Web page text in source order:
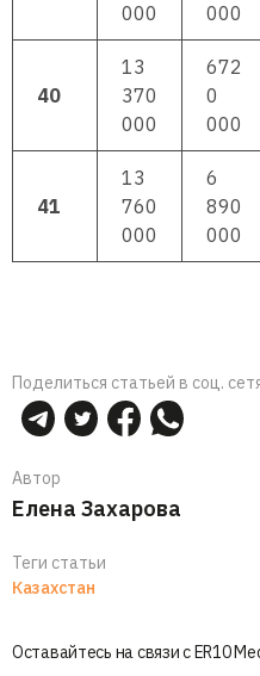
000
000
40
13
370
000
672
0
000
41
13
760
000
6
890
000
Поделиться статьей в соц.
Автор
Елена Захарова
Теги статьи
Казахстан
Оставайтесь на связи с ER10